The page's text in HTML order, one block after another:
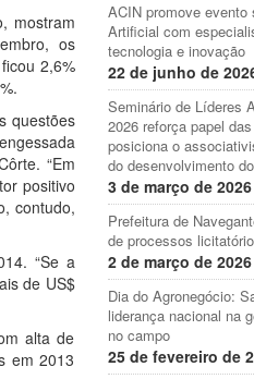
mostram
os
2,6%
questões
“Em
positivo
contudo,
“Se a
de US$
alta de
em 2013
ACIN promove evento
Artificial com
tecnologia e inovação
22 de junho de
Seminário de Líderes
2026 reforça papel
posiciona o
do desenvolvimento
3 de março de 2026
Prefeitura de
de processos
2 de março de 2026
Dia do Agronegócio:
liderança nacional na
no campo
25 de fevereiro de